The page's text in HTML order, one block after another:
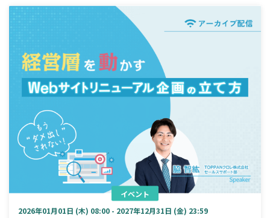
イベント
2026年01月01日 (木) 08:00 - 2027年12月31日 (金) 23:59